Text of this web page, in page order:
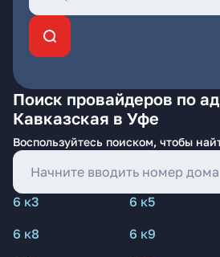
Поиск провайдеров по
Кавказская в Уфе
Воспользуйтесь поиском, чтобы
6 к3 6 к5
6 к8
6 к9